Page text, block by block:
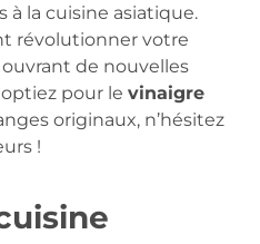
à la cuisine asiatique.
révolutionner votre
de nouvelles
pour le vinaigre
originaux, n’hésitez
!